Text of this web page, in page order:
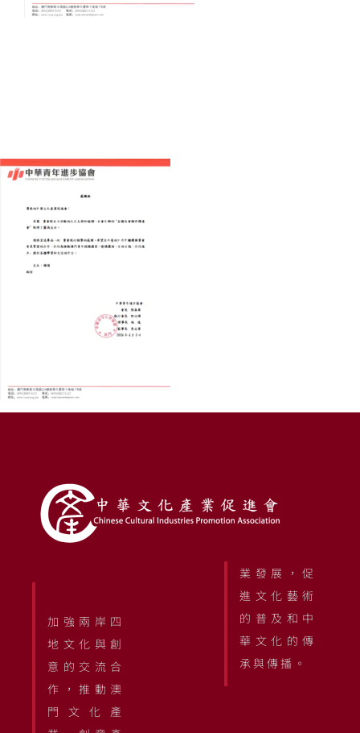
加強兩岸四
地文化與創
意的交流合
作，推動澳
門文化產
業發展，促
進文化藝術
的普及和中
華文化的傳
承與傳播。